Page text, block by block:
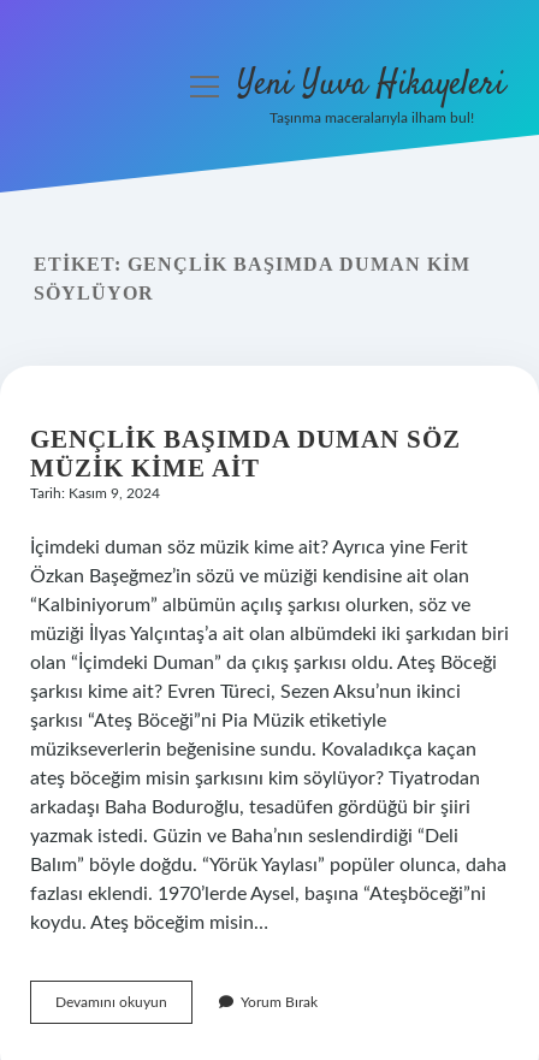
Yasal Uyarı
menüyüYeni Yuva Hikayeleri
Taşınma maceralarıyla ilham bul!
ETIKET: GENÇLIK BAŞIMDA DUMAN KIM
SÖYLÜYOR
GENÇLIK BAŞIMDA DUMAN SÖZ
MÜZIK KIME AIT
Tarih: Kasım 9, 2024
İçimdeki duman söz müzik kime ait? Ayrıca yine Ferit
Özkan Başeğmez’in sözü ve müziği kendisine ait olan
“Kalbiniyorum” albümün açılış şarkısı olurken, söz ve
müziği İlyas Yalçıntaş’a ait olan albümdeki iki şarkıdan biri
olan “İçimdeki Duman” da çıkış şarkısı oldu. Ateş Böceği
şarkısı kime ait? Evren Türeci, Sezen Aksu’nun ikinci
şarkısı “Ateş Böceği”ni Pia Müzik etiketiyle
müzikseverlerin beğenisine sundu. Kovaladıkça kaçan
ateş böceğim misin şarkısını kim söylüyor? Tiyatrodan
arkadaşı Baha Boduroğlu, tesadüfen gördüğü bir şiiri
yazmak istedi. Güzin ve Baha’nın seslendirdiği “Deli
Balım” böyle doğdu. “Yörük Yaylası” popüler olunca, daha
fazlası eklendi. 1970’lerde Aysel, başına “Ateşböceği”ni
koydu. Ateş böceğim misin…
Devamını okuyun
Başımda
Yorum Bırak